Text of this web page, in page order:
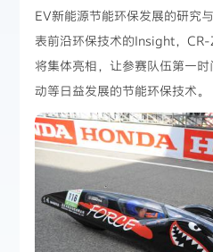
EV新能源节能环保发展的研究
表前沿环保技术的Insight，
将集体亮相，让参赛队伍第一
动等日益发展的节能环保技术。